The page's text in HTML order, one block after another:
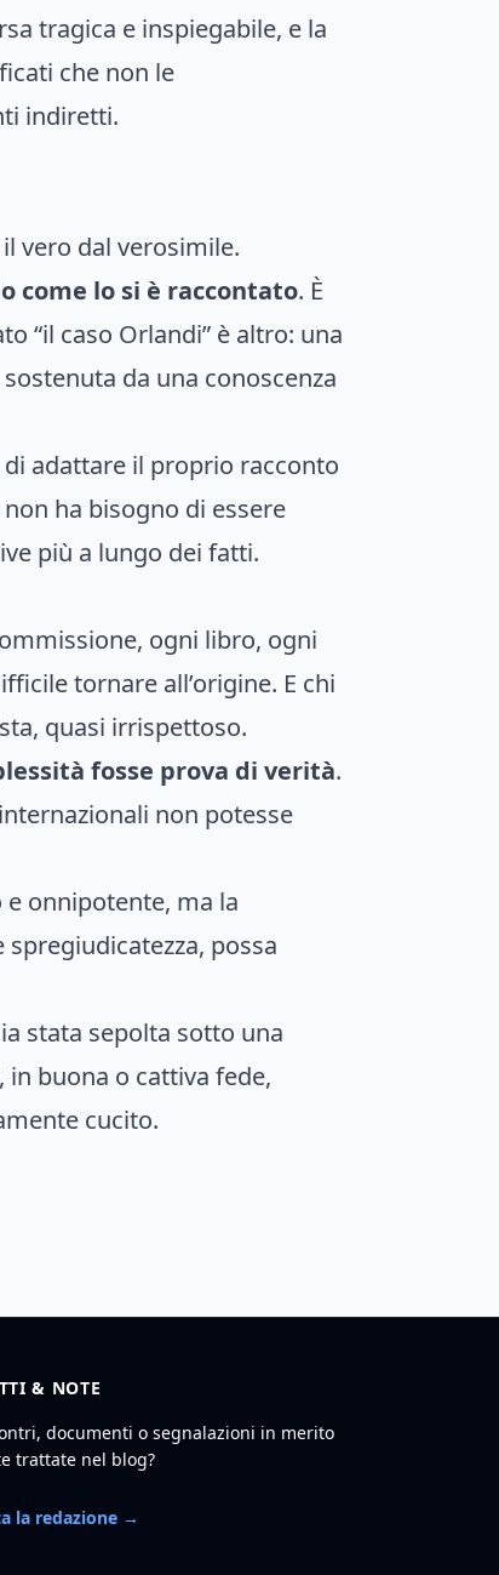
tragica e inspiegabile, e la
che non le
indiretti.
vero dal verosimile.
come lo si è raccontato. È
“il caso Orlandi” è altro: una
da una conoscenza
adattare il proprio racconto
ha bisogno di essere
più a lungo dei fatti.
ogni libro, ogni
tornare all’origine. E chi
quasi irrispettoso.
fosse prova di verità.
non potesse
onnipotente, ma la
possa
stata sepolta sotto una
buona o cattiva fede,
cucito.
& NOTE
documenti o segnalazioni in merito
trattate nel blog?
la redazione →